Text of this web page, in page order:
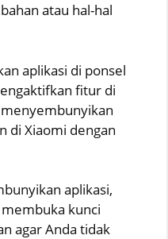
atau hal-hal
aplikasi di ponsel
fitur di
di Xiaomi dengan
aplikasi,
kunci
agar Anda tidak